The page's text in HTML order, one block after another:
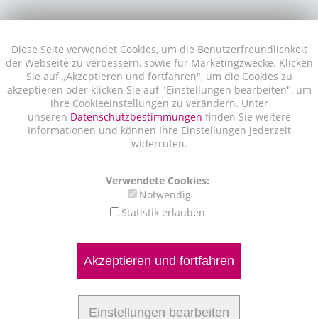
Diese Seite verwendet Cookies, um die Benutzerfreundlichkeit
der Webseite zu verbessern, sowie für Marketingzwecke. Klicken
Sie auf „Akzeptieren und fortfahren", um die Cookies zu
akzeptieren oder klicken Sie auf "Einstellungen bearbeiten", um
Ihre Cookieeinstellungen zu verändern. Unter
unseren Datenschutzbestimmungen finden Sie weitere
Informationen und können Ihre Einstellungen jederzeit
widerrufen.
Verwendete Cookies:
Notwendig
Statistik erlauben
Akzeptieren und fortfahren
Einstellungen bearbeiten